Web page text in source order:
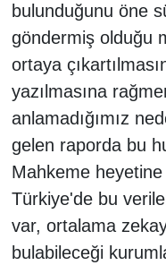
bulunduğunu öne
göndermiş olduğu
ortaya
yazılmasına
anlamadığımız
gelen raporda bu
Mahkeme
Türkiye'de bu
var, ortalama
bulabileceği